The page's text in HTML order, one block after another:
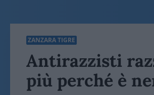
ZANZARA TIGRE
Antirazzisti
più perché è